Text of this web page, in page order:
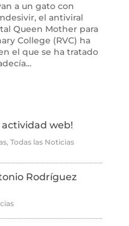
a un gato con
el antiviral
Queen Mother para
College (RVC) ha
el que se ha tratado
actividad web!
, Todas las Noticias
Rodríguez